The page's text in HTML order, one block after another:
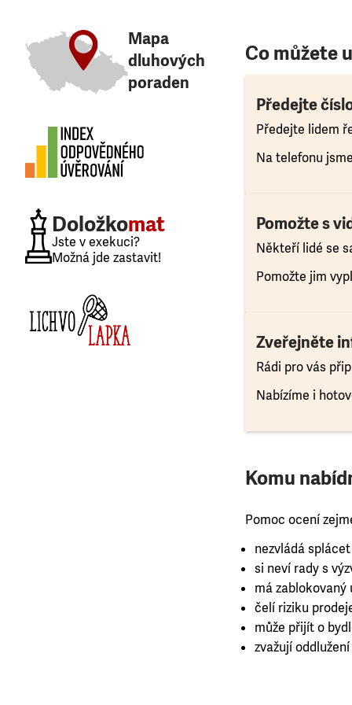
Mapa
dluhových
poraden
Doložkomat
Jste v exekuci?
Možná jde zastavit!
Co můžete
Předejte
Předejte lidem
Na telefonu
Pomožte s
Někteří lidé se
Pomožte jim
Zveřejněte
Rádi pro vás
Nabízíme i
Komu
Pomoc ocení
nezvládá
si neví rady s
má
čelí riziku
může přijít o
zvažují